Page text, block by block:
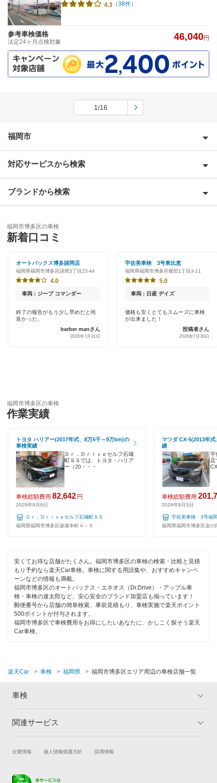
4.3 （38件）
参考車検価格
法定24ヶ月点検対象 46,040円
1/16
福岡市
福岡市早良区
福岡市中央区
福岡市西区
福岡市東区
福岡市南区
福岡市
対応サービスから検索
Award 受賞店
特典あり
新車初回割りあり
早割りあり
クレジットカードOK
ハイブリッド車OK
120分以内の車検
1日車検
ブランドから検索
「車検の速太郎」
アップル車検
オートバックス
伊藤忠エネクス
GTNET×カフェ車検
マッハ車検
出光興産「らくらく安心車検」
エネフリ車検
くるまクリニック
安心WE！車検
福岡市博多区の車検
新着口コミ
オートバックス博多諸岡店
福岡県福岡市博多区諸岡3丁目23-44
4.0
車両 : ジープ コマンダー
終了の報告がもう少し早めだと尚
良かった。
barber manさん
2026年7月31日
宇佐美車検 3号東比恵
福岡県福岡市博多区榎田1丁目3-11
5.0
車両 : 日産 デイズ
価格も安くとてもスムーズに車検
が出来ました！
投稿者さん
2026年7月30日
福岡市博多区の車検
作業実績
トヨタ ハリアー(2017年式、8万5千～9万km)の
車検実績
Ｄｒ．Ｄｒｉｖｅセルフ石城
町ＳＳでは、トヨタ・ハリア
ー（20・・・
車検総額費用 82,642 円
2026年8月6日
Ｄｒ．Ｄｒｉｖｅセルフ石城町ＳＳ
福岡県福岡市博多区築港本町４－５
マツダ CX-5(2013年
績
宇
店
車検総額費用
2026年8月5日
宇佐美車検 3号福
福岡県福岡市博多区金の
安くてお得な店舗がたくさん。福岡市博多区の車検の検索・比較と見積
もり予約なら楽天Car車検。車検に関する用語集や、おすすめキャンペ
ーンなどの情報も満載。
福岡市博多区のオートバックス・エネオス（Dr.Drive）・アップル車
検・車検の速太郎など、安心安全のブランド加盟店も揃っています！
郵便番号から店舗の簡単検索、事前見積もり、車検実施で楽天ポイント
500ポイントが付与されます。
福岡市博多区で車検費用をお得にしたいあなたに、かしこく探そう楽天
Car車検。
楽天Car 車検 福岡県 福岡市博多区エリア周辺の車検店舗一覧
車検
トップ
車検の基礎知識 キャンペーン一覧
関連サービス
試乗・商談 新車購入
キズ修理予約
企業情報 個人情報保護方針 採用情報